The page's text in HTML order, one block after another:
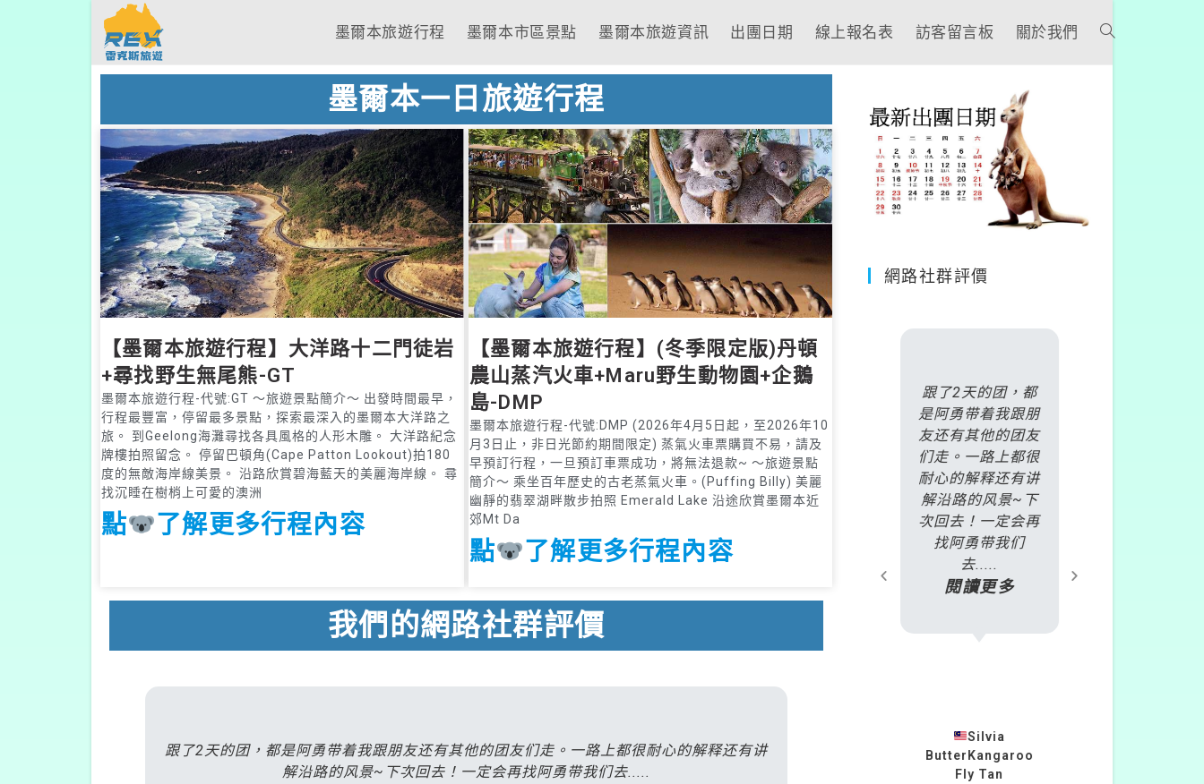
墨爾本旅遊行程 墨爾本市區景點 墨爾本旅遊資訊 出團日期 線上報名表 訪客留言板 關於我們
墨爾本一日旅遊行程
【墨爾本旅遊行程】大洋路十二門徒岩
+尋找野生無尾熊-GT
墨爾本旅遊行程-代號:GT ～旅遊景點簡介～ 出發時間最早，
行程最豐富，停留最多景點，探索最深入的墨爾本大洋路之
旅。 到Geelong海灘尋找各具風格的人形木雕。 大洋路紀念
牌樓拍照留念。 停留巴頓角(Cape Patton Lookout)拍180
度的無敵海岸線美景。 沿路欣賞碧海藍天的美麗海岸線。 尋
找沉睡在樹梢上可愛的澳洲
點 了解更多行程內容
【墨爾本旅遊行程】(冬季限定版)丹頓
農山蒸汽火車+Maru野生動物園+企鵝
島-DMP
墨爾本旅遊行程-代號:DMP (2026年4月5日起，至2026年10
月3日止，非日光節約期間限定) 蒸氣火車票購買不易，請及
早預訂行程，一旦預訂車票成功，將無法退款~ ～旅遊景點
簡介～ 乘坐百年歷史的古老蒸氣火車。(Puffing Billy) 美麗
幽靜的翡翠湖畔散步拍照 Emerald Lake 沿途欣賞墨爾本近
郊Mt Da
點 了解更多行程內容
我們的網路社群評價
跟了2天的团，都是阿勇带着我跟朋友还有其他的团友们走。一路上都很耐心的解释还有讲
解沿路的风景~下次回去！一定会再找阿勇带我们去.....
非常慶幸自己選擇了雷克斯的daytour，這次參加
BDP 彩色小屋+蒸氣火車+菲利浦島
網路社群評價
我们参加阿勇哥带
团的企鹅岛和酒庄
Puffing Billy 的路
线。在接洽过程
中，Elma 就非常
快速且细心得回答
墨尔本的交通
选......
Wern
+亞拉河谷酒莊一
日遊。 報名繳交
完訂金到當天之
前，都有透過E-
薦在地美食或遊玩
跟了2天的团，都
是阿勇带着我跟朋
友还有其他的团友
们走。一路上都很
耐心的解释还有讲
解沿路的风景~下
次回去！一定会再
找阿勇带我们
去.....
閱讀更多
Silvia
ButterKangaroo
Fly Tan